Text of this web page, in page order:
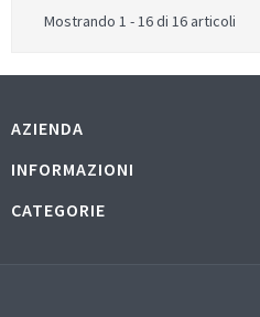
Mostrando 1 - 16 di 16 articoli
AZIENDA
INFORMAZIONI
CATEGORIE